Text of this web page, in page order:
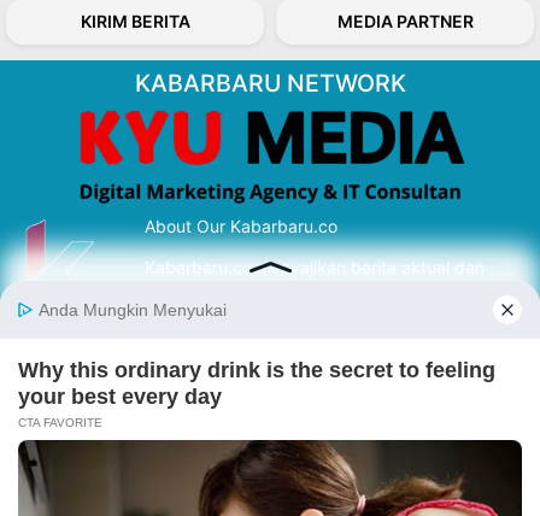
KIRIM BERITA MEDIA PARTNER
KABARBARU NETWORK
About Our Kabarbaru.co
Kabarbaru.co menyajikan berita aktual dan
serta terverifikasi dari sumber yang tepat.
Follow Kabarbaru